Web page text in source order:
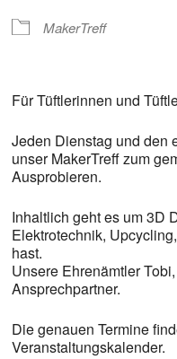
MakerTreff
Für Tüftlerinnen und
Jeden Dienstag und den
unser MakerTreff zum
Ausprobieren.
Inhaltlich geht es um 3D
Elektrotechnik,
hast.
Unsere Ehrenämtler
Ansprechpartner.
Die genauen Termine
Veranstaltungskalender.